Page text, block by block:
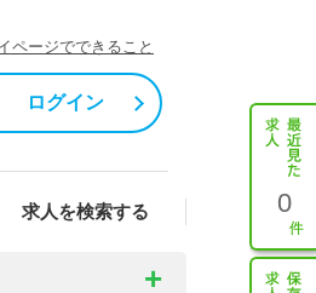
ページでできること
ログイン
求人を検索する 0